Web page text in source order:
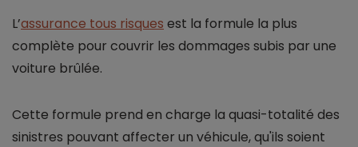
L’assurance tous risques est la formule la plus
complète pour couvrir les dommages subis par une
voiture brûlée.
Cette formule prend en charge la quasi-totalité des
sinistres pouvant affecter un véhicule, qu'ils soient